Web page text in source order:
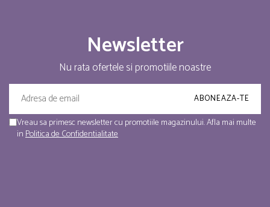
Newsletter
Nu rata ofertele si promotiile noastre
Vreau sa primesc newsletter cu promotiile magazinului. Afla mai multe
inPolitica de Confidentialitate